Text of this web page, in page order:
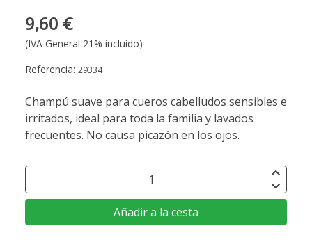
9,60 €
(IVA General 21% incluido)
Referencia: 29334
Champú suave para cueros cabelludos sensibles e
irritados, ideal para toda la familia y lavados
frecuentes. No causa picazón en los ojos.
Añadir a la cesta